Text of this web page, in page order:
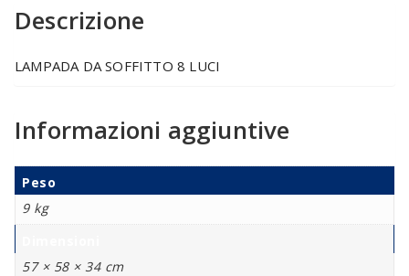
Descrizione
LAMPADA DA SOFFITTO 8 LUCI
Informazioni aggiuntive
Peso
9 kg
57 × 58 × 34 cm